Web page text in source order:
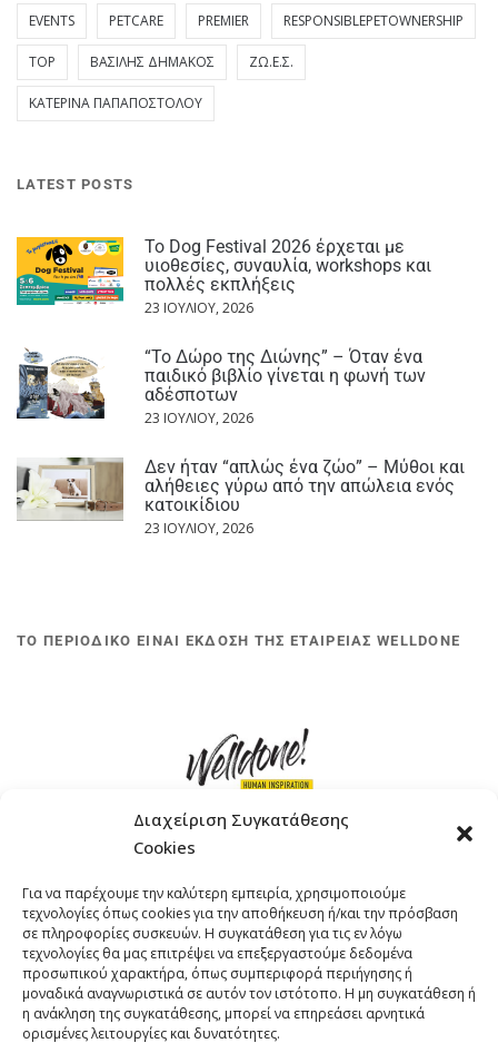
Διαχείριση Συγκατάθεσης
Cookies
Για να παρέχουμε την καλύτερη εμπειρία, χρησιμοποιούμε
τεχνολογίες όπως cookies για την αποθήκευση ή/και την πρόσβαση
σε πληροφορίες συσκευών. Η συγκατάθεση για τις εν λόγω
τεχνολογίες θα μας επιτρέψει να επεξεργαστούμε δεδομένα
προσωπικού χαρακτήρα, όπως συμπεριφορά περιήγησης ή
μοναδικά αναγνωριστικά σε αυτόν τον ιστότοπο. Η μη συγκατάθεση ή
η ανάκληση της συγκατάθεσης, μπορεί να επηρεάσει αρνητικά
ορισμένες λειτουργίες και δυνατότητες.
EVENTS PETCARE PREMIER RESPONSIBLEPETOWNERSHIP
TOP ΒΑΣΊΛΗΣ ΔΗΜΆΚΟΣ ΖΩ.Ε.Σ.
ΚΑΤΕΡΊΝΑ ΠΑΠΑΠΟΣΤΌΛΟΥ
LATEST POSTS
Το Dog Festival 2026 έρχεται με
υιοθεσίες, συναυλία, workshops και
πολλές εκπλήξεις
23 ΙΟΥΛΊΟΥ, 2026
“Το Δώρο της Διώνης” – Όταν ένα
παιδικό βιβλίο γίνεται η φωνή των
αδέσποτων
23 ΙΟΥΛΊΟΥ, 2026
Δεν ήταν “απλώς ένα ζώο” – Μύθοι και
αλήθειες γύρω από την απώλεια ενός
κατοικίδιου
23 ΙΟΥΛΊΟΥ, 2026
ΤΟ ΠΕΡΙΟΔΙΚΟ ΕΙΝΑΙ ΕΚΔΟΣΗ ΤΗΣ ΕΤΑΙΡΕΙΑΣ WELLDONE
ΤΗΛΕΦΩΝΟ: +30 211 4021758
EMAIL:info@welldone.com.gr